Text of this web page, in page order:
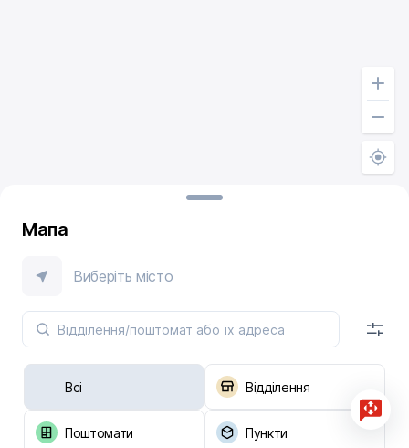
Мапа
Виберіть місто
Всі Відділення
Поштомати Пункти